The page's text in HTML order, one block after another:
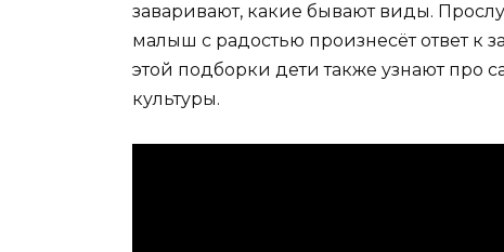
заваривают, какие бывают виды.
малыш с радостью произнесёт ответ к
этой подборки дети также узнают про
культуры.